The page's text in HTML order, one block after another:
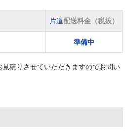
片道配送料金（税抜）
準備中
積りさせていただきますのでお問い